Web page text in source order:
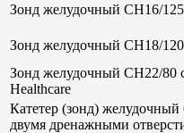
Зонд желудочный СН16/
Зонд желудочный СН18/
Зонд желудочный СН22/80
Healthcare
Катетер (зонд)
двумя дренажными